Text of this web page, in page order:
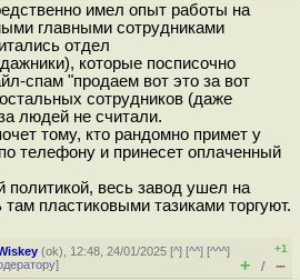
имел опыт работы на
главными сотрудниками
отдел
которые посписочно
спам "продаем вот это за вот
сотрудников (даже
людей не считали.
тому, кто рандомно примет у
телефону и принесет оплаченный
политикой, весь завод ушел на
там пластиковыми тазиками торгуют.
(ok), 12:48, 24/01/2025 [^] [^^] [^^^]
]
+1
+ / –